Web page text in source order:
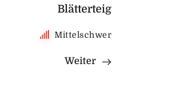
Blätterteig
Mittelschwer
Weiter